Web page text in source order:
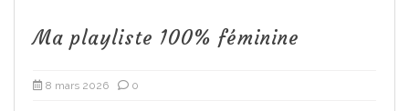
Ma playliste 100% féminine
8 mars 2026 0